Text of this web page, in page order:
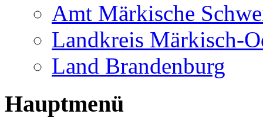
Amt Märkische
Landkreis Märkisch-
Land Brandenburg
Hauptmenü